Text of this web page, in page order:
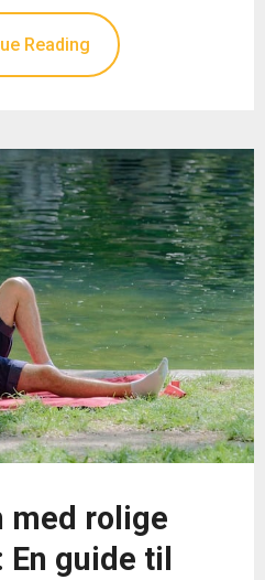
Reading
med rolige
guide til